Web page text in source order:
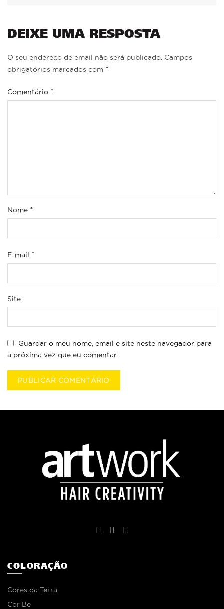
DEIXE UMA RESPOSTA
O seu endereço de email não será publicado. Campos
obrigatórios marcados com *
Comentário *
Nome *
E-mail *
Site
Guardar o meu nome, email e site neste navegador para
a próxima vez que eu comentar.
COLORAÇÃO
Cores da Terra
Cor Be